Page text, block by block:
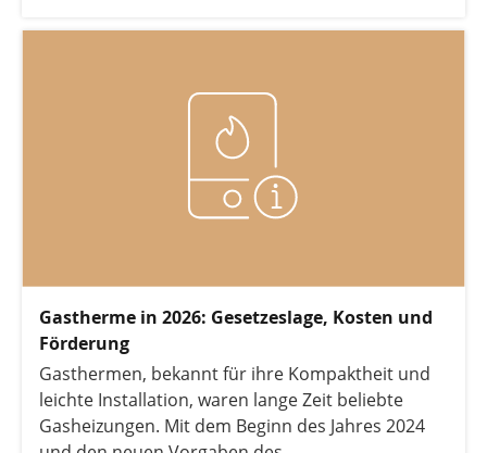
Listenpreisen zwischen 4.500 und 5.800 € in
des letzten Tests, der leider bereits aus dem Jahr
2010 ist, erfahren Sie hier.
Gastherme in 2026: Gesetzeslage, Kosten und
Förderung
Gasthermen, bekannt für ihre Kompaktheit und
leichte Installation, waren lange Zeit beliebte
Gasheizungen. Mit dem Beginn des Jahres 2024